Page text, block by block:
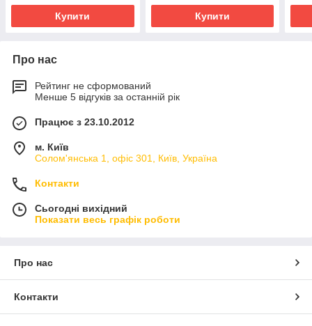
Купити Купити
Про нас
Рейтинг не сформований
Менше 5 відгуків за останній рік
Працює з 23.10.2012
м. Київ
Солом'янська 1, офіс 301, Київ, Україна
Контакти
Сьогодні вихідний
Показати весь графік роботи
Про нас
Контакти